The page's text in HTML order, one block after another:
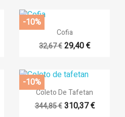
 Vista rápida
Cofia
32,67 €29,40 €
-10%
 Vista rápida
Coleto De Tafetan
344,85 € 310,37 €
-10%